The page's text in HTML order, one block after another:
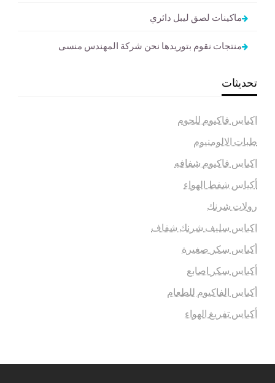
ماكينات لصق ليبل دائري
منتجات نقوم بتوريدها نحن شركة المهندس منسى
تحديثات
اكياس فاكيوم للحوم
طبات الالومنيوم
اكياس فاكيوم شفافه
أكياس شفط الهواء
رولات شرنك
اكياس سليف شرنك شفاف
أكياس سكر صغيرة
أكياس سكر اصابع
أكياس الفاكيوم للطعام
أكياس تفريغ الهواء